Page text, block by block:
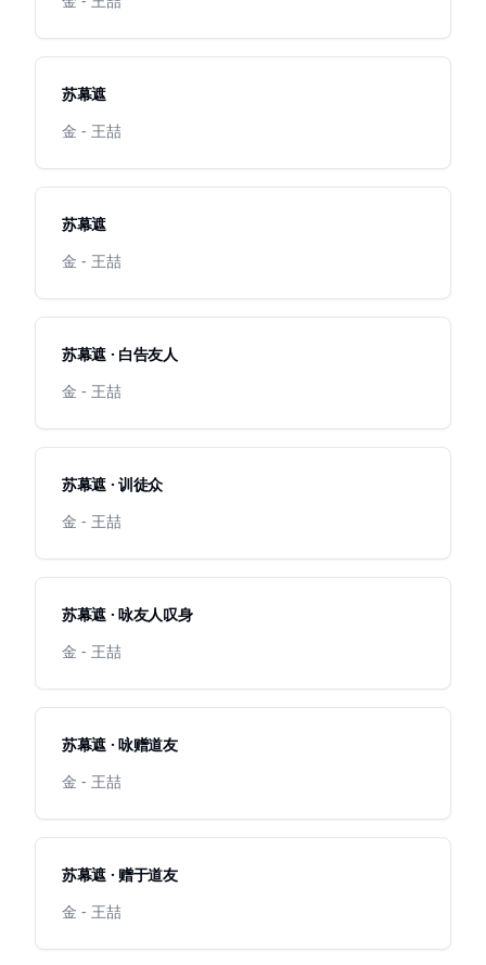
苏幕遮
金 - 王喆
苏幕遮
金 - 王喆
苏幕遮 · 白告友人
金 - 王喆
苏幕遮 · 训徒众
金 - 王喆
苏幕遮 · 咏友人叹身
金 - 王喆
苏幕遮 · 咏赠道友
金 - 王喆
苏幕遮 · 赠于道友
金 - 王喆